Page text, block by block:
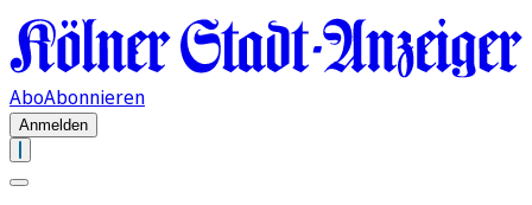
AboAbonnieren
Anmelden